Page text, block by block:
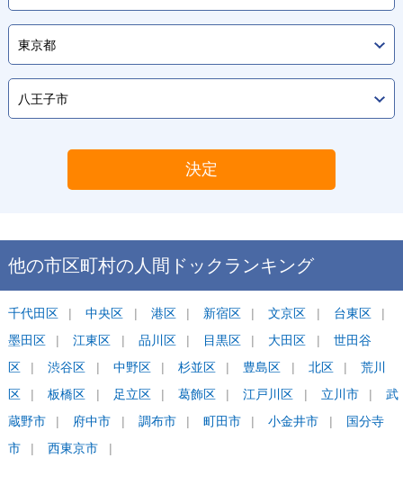
決定
他の市区町村の人間ドック ランキング
千代田区 中央区 港区 新宿区 文京区
台東区
墨田区
江東区 品川区 目黒区 大田区
世田谷
区
渋谷区 中野区 杉並区 豊島区 北区
荒川
区
板橋区 足立区 葛飾区 江戸川区 立川市
武
蔵野市
府中市 調布市 町田市 小金井市
国分寺
市
西東京市